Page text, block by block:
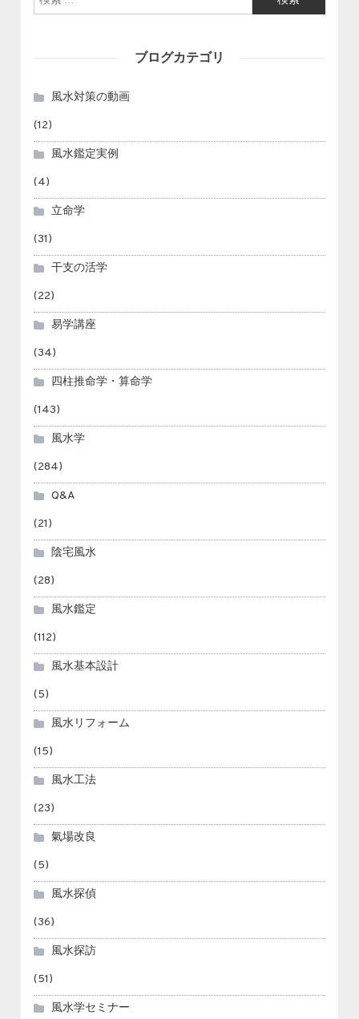
ブログカテゴリ
風水対策の動画
(12)
風水鑑定実例
(4)
立命学
(31)
干支の活学
(22)
易学講座
(34)
四柱推命学・算命学
(143)
風水学
(284)
Q&A
(21)
陰宅風水
(28)
風水鑑定
(112)
風水基本設計
(5)
風水リフォーム
(15)
風水工法
(23)
氣場改良
(5)
風水探偵
(36)
風水探訪
(51)
風水学セミナー